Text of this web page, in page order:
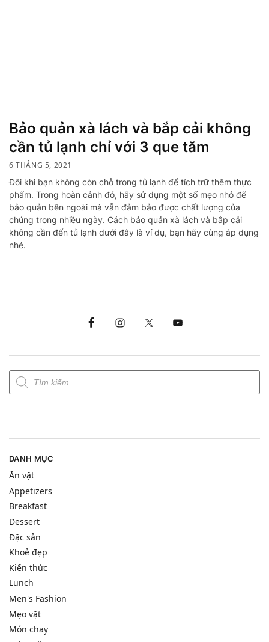
Bảo quản xà lách và bắp cải không
cần tủ lạnh chỉ với 3 que tăm
6 THÁNG 5, 2021
Đôi khi bạn không còn chỗ trong tủ lạnh để tích trữ thêm thực
phẩm. Trong hoàn cảnh đó, hãy sử dụng một số mẹo nhỏ để
bảo quản bên ngoài mà vẫn đảm bảo được chất lượng của
chúng trong nhiều ngày. Cách bảo quản xà lách và bắp cải
không cần đến tủ lạnh dưới đây là ví dụ, bạn hãy cùng áp dụng
nhé.
DANH MỤC
Ăn vặt
Appetizers
Breakfast
Dessert
Đặc sản
Khoẻ đẹp
Kiến thức
Lunch
Men's Fashion
Mẹo vặt
Món chay